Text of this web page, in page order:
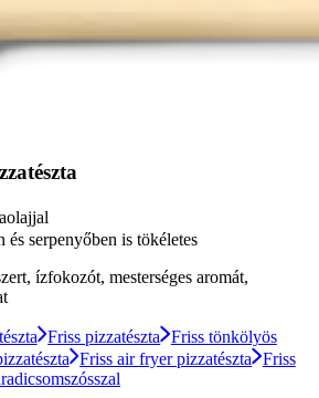
és serpenyőben is tökéletes
ízfokozót, mesterséges aromát,
Friss pizzatészta Friss tönkölyös
Friss air fryer pizzatészta Friss